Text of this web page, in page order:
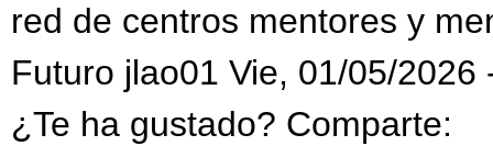
red de centros mentores y
Futuro jlao01 Vie, 01/05/2026
¿Te ha gustado? Comparte: